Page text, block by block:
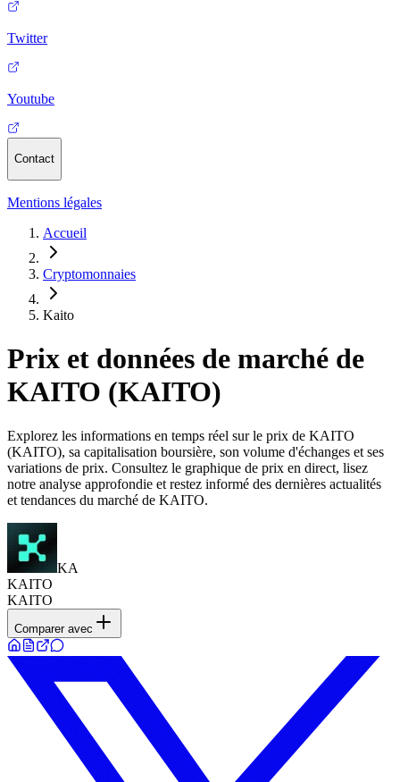
Twitter
Youtube
Contact
Mentions légales
Accueil
Cryptomonnaies
Kaito
Prix et données de marché de
KAITO (KAITO)
Explorez les informations en temps réel sur le prix de KAITO
(KAITO), sa capitalisation boursière, son volume d'échanges et ses
variations de prix. Consultez le graphique de prix en direct, lisez
notre analyse approfondie et restez informé des dernières actualités
et tendances du marché de KAITO.
KA
KAITO
KAITO
Comparer avec